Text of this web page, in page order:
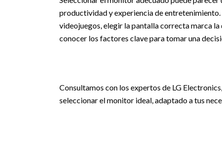
productividad y experiencia de entretenimiento.
videojuegos, elegir la pantalla correcta marca
conocer los factores clave para tomar una
Consultamos con los expertos de LG
seleccionar el monitor ideal, adaptado a tus